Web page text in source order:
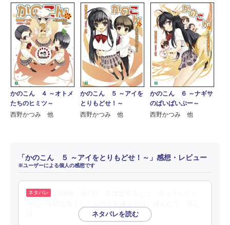
かのこん ４ ～オトメ
たちのヒミツ～
西野かつみ 他
かのこん ５ ～アイを
とりもどせ！～
西野かつみ 他
かのこん ６ ～ナギサ
のぱいぱいぷー～
西野かつみ 他
「かのこん ５ ～アイをとりもどせ！～」感想・レビュー
※ユーザーによる個人の感想です